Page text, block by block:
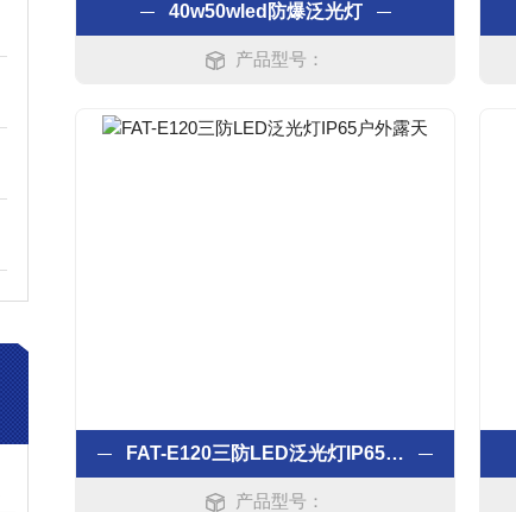
40w50wled防爆泛光灯
产品型号：
FAT-E120三防LED泛光灯IP65户外露天
产品型号：